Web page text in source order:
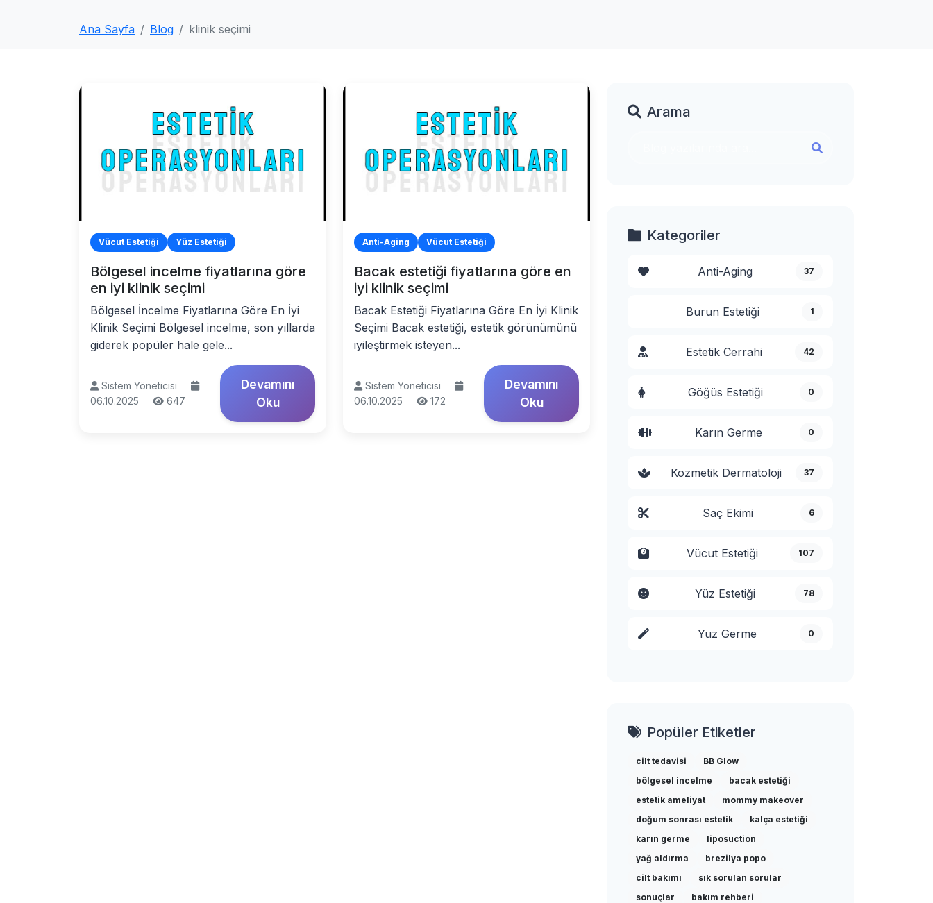
Ana Sayfa Blog klinik seçimi
Vücut Estetiği Yüz Estetiği
Bölgesel incelme fiyatlarına göre
en iyi klinik seçimi
Bölgesel İncelme Fiyatlarına Göre En İyi
Klinik Seçimi Bölgesel incelme, son yıllarda
giderek popüler hale gele...
Sistem Yöneticisi
06.10.2025
647
Devamını
Oku
Anti-Aging Vücut Estetiği
Bacak estetiği fiyatlarına göre en
iyi klinik seçimi
Bacak Estetiği Fiyatlarına Göre En İyi Klinik
Seçimi Bacak estetiği, estetik görünümünü
iyileştirmek isteyen...
Sistem Yöneticisi
06.10.2025
172
Devamını
Oku
Arama
Kategoriler
Anti-Aging 37
Burun Estetiği 1
Estetik Cerrahi 42
Göğüs Estetiği 0
Karın Germe 0
Kozmetik Dermatoloji 37
Saç Ekimi 6
Vücut Estetiği 107
Yüz Estetiği 78
Yüz Germe 0
Popüler Etiketler
cilt tedavisi
BB Glow
bölgesel incelme
bacak estetiği
estetik ameliyat
mommy makeover
doğum sonrası estetik
kalça estetiği
karın germe
liposuction
yağ aldırma
brezilya popo
cilt bakımı
sık sorulan sorular
sonuçlar
bakım rehberi